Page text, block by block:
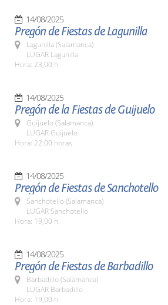
14/08/2025
Pregón de Fiestas de Lagunilla
Lagunilla (Salamanca)
LUGAR Lagunilla
Hora: 23,00 h.
14/08/2025
Pregón de la Fiestas de Guijuelo
Guijuelo (Salamanca)
LUGAR Guijuelo
Hora: 22:00 horas
14/08/2025
Pregón de Fiestas de Sanchotello
Sanchotello (Salamanca)
LUGAR Sanchotello
Hora: 19,00 h.
14/08/2025
Pregón de Fiestas de Barbadillo
Barbadillo (Salamanca)
LUGAR Barbadillo
Hora: 19,00 h.